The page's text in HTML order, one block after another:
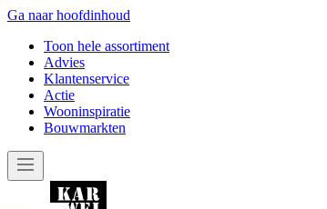
Ga naar hoofdinhoud
Toon hele assortiment
Advies
Klantenservice
Actie
Wooninspiratie
Bouwmarkten